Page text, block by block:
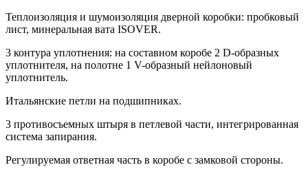
Теплоизоляция и шумоизоляция дверной коробки: пробковый
лист, минеральная вата ISOVER.
3 контура уплотнения: на составном коробе 2 D-образных
уплотнителя, на полотне 1 V-образный нейлоновый
уплотнитель.
Итальянские петли на подшипниках.
3 противосъемных штыря в петлевой части, интегрированная
система запирания.
Регулируемая ответная часть в коробе с замковой стороны.